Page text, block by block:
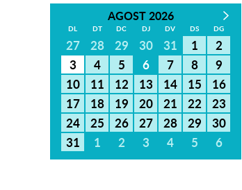
AGOST 2026
DL DT DC DJ DV DS DG
27 28 29 30 31 1
2
3
4 5 6 7 8
9
10
11 12 13 14 15
16
17
18 19 20 21 22
23
24
25 26 27 28 29
30
31
1 2 3 4 5 6